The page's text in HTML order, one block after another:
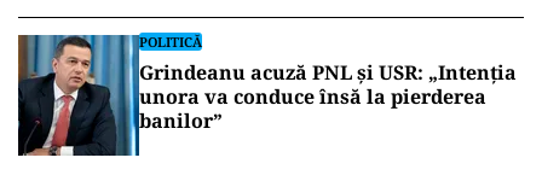
POLITICĂ
Grindeanu acuză PNL și USR: „Intenția
unora va conduce însă la pierderea
banilor”